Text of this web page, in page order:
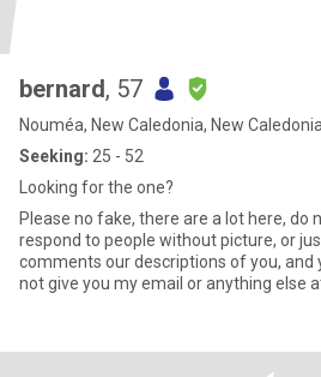
bernard, 57
Nouméa, New Caledonia, New Caledonia
Seeking: 25 - 52
Looking for the one?
Please no fake, there are a lot here, do
respond to people without picture, or
comments our descriptions of you, and
not give you my email or anything else